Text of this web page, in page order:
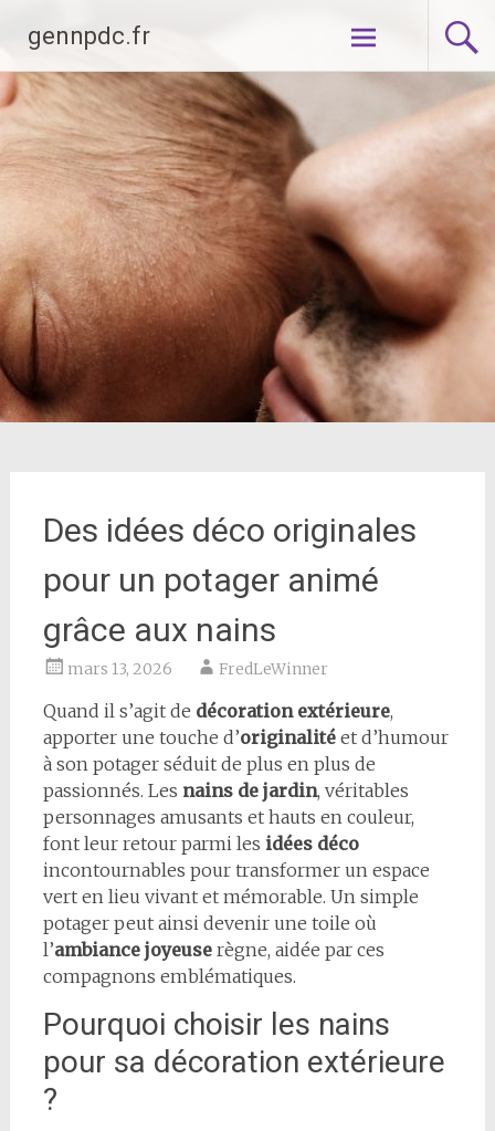
contenu
principal
gennpdc.fr
Des idées déco originales
pour un potager animé
grâce aux nains
mars 13, 2026 FredLeWinner
Quand il s’agit de décoration extérieure,
apporter une touche d’originalitéet d’humour
à son potager séduit de plus en plus de
passionnés. Les nains de jardin, véritables
personnages amusants et hauts en couleur,
font leur retour parmi les idées déco
incontournables pour transformer un espace
vert en lieu vivant et mémorable. Un simple
potager peut ainsi devenir une toile où
l’ambiance joyeuserègne, aidée par ces
compagnons emblématiques.
Pourquoi choisir les nains
pour sa décoration extérieure
?